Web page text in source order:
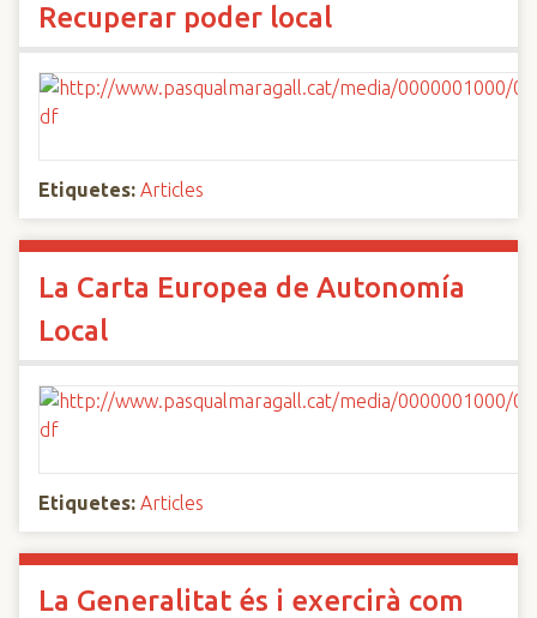
Recuperar poder local
Etiquetes: Articles
La Carta Europea de Autonomía
Local
Etiquetes: Articles
La Generalitat és i exercirà com